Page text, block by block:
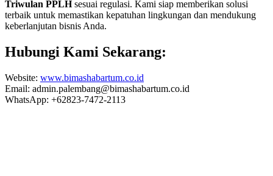
Triwulan PPLHsesuai regulasi. Kami siap memberikan solusi
terbaik untuk memastikan kepatuhan lingkungan dan mendukung
keberlanjutan bisnis Anda.
Hubungi Kami Sekarang:
Website: www.bimashabartum.co.id
Email: admin.palembang@bimashabartum.co.id
WhatsApp: +62823-7472-2113